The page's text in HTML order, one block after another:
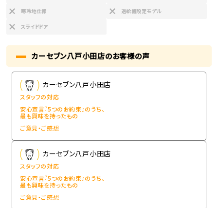
寒冷地仕様 過給機設定モデル
スライドドア
カーセブン八戸小田店のお客様の声
カーセブン八戸小田店
スタッフの対応
安心宣言『5つのお約束』のうち、
最も興味を持ったもの
ご意見・ご感想
カーセブン八戸小田店
スタッフの対応
安心宣言『5つのお約束』のうち、
最も興味を持ったもの
ご意見・ご感想